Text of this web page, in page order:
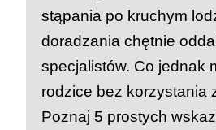
stąpania po kruchym
doradzania chętnie
specjalistów. Co jednak
rodzice bez korzystania
Poznaj 5 prostych